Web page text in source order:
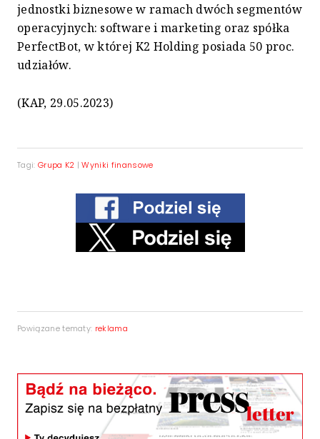
jednostki biznesowe w ramach dwóch segmentów
operacyjnych: software i marketing oraz spółka
PerfectBot, w której K2 Holding posiada 50 proc.
udziałów.
(KAP, 29.05.2023)
Tagi: Grupa K2 |Wyniki finansowe
Powiązane tematy: reklama